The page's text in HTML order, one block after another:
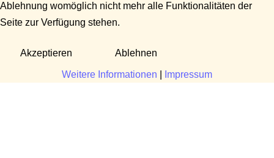
Ablehnung womöglich nicht mehr alle Funktionalitäten der
Seite zur Verfügung stehen.
Akzeptieren Ablehnen
Weitere Informationen Impressum